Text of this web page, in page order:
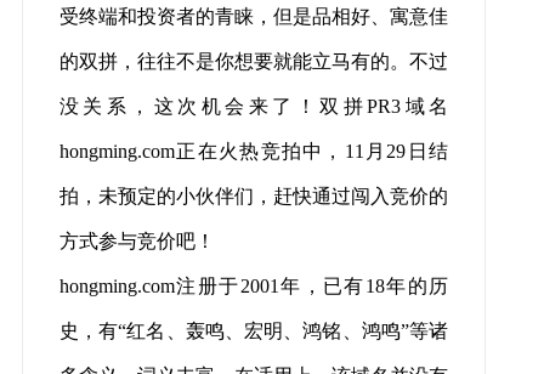
受终端和投资者的青睐，但是品相好、寓意佳
的双拼，往往不是你想要就能立马有的。不过
没关系，这次机会来了！双拼PR3 域名
hongming.com正在火热竞拍中，11月29日结
拍，未预定的小伙伴们，赶快通过闯入竞价的
方式参与竞价吧！
hongming.com注册于2001年，已有18年的历
史，有“红名、轰鸣、宏明、鸿铭、鸿鸣”等诸